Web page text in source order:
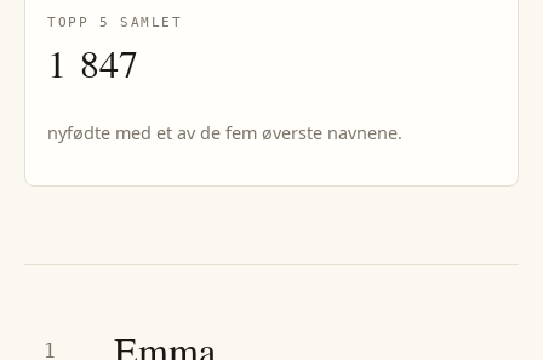
TOPP 5 SAMLET
1 847
nyfødte med et av de fem øverste navnene.
1